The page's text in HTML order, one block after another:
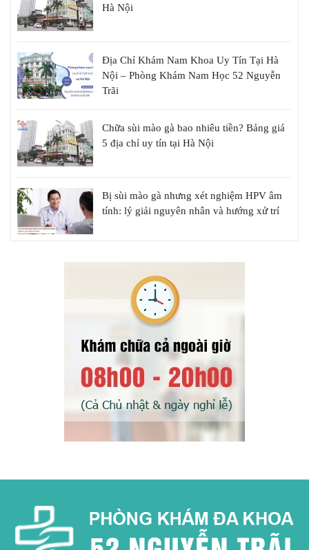
Hà Nội
Địa Chỉ Khám Nam Khoa Uy Tín Tại Hà
Nội – Phòng Khám Nam Học 52 Nguyễn
Trãi
Chữa sùi mào gà bao nhiêu tiền? Bảng giá
5 địa chỉ uy tín tại Hà Nội
Bị sùi mào gà nhưng xét nghiệm HPV âm
tính: lý giải nguyên nhân và hướng xử trí